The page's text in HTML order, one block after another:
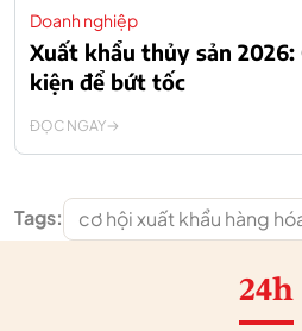
Doanh nghiệp
Xuất khẩu thủy sản 2026:
kiện để bứt tốc
ĐỌC NGAY
Tags: cơ hội xuất khẩu hàng
24h